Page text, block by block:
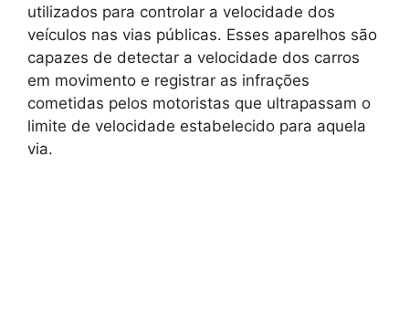
utilizados para controlar a velocidade dos
veículos nas vias públicas. Esses aparelhos são
capazes de detectar a velocidade dos carros
em movimento e registrar as infrações
cometidas pelos motoristas que ultrapassam o
limite de velocidade estabelecido para aquela
via.